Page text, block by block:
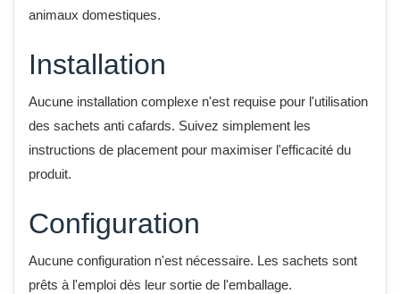
animaux domestiques.
Installation
Aucune installation complexe n'est requise pour l'utilisation
des sachets anti cafards. Suivez simplement les
instructions de placement pour maximiser l'efficacité du
produit.
Configuration
Aucune configuration n'est nécessaire. Les sachets sont
prêts à l'emploi dès leur sortie de l'emballage.